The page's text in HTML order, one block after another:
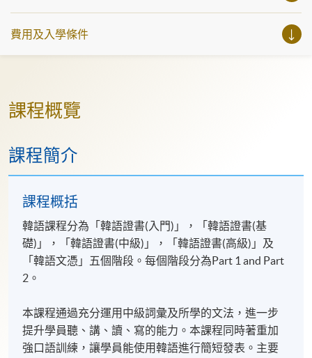
費用及入學條件
課程概覽
課程簡介
課程概括
韓語課程分為「韓語證書(入門)」，「韓語證書(基
礎)」，「韓語證書(中級)」，「韓語證書(高級)」及
「韓語文憑」五個階段。每個階段分為Part 1 and Part
2。
本課程通過充分運用中級詞彙及所學的文法，進一步
提升學員聽、講、讀、寫的能力。本課程同時著重加
強口語訓練，讓學員能使用韓語進行簡短發表。主要